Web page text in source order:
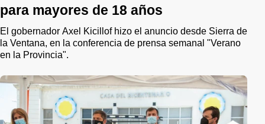
para mayores de 18 años
El gobernador Axel Kicillof hizo el anuncio desde Sierra de
la Ventana, en la conferencia de prensa semanal "Verano
en la Provincia".